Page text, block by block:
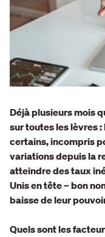
Déjà plusieurs mois
sur toutes les lèvres
certains, incompris
variations depuis la
atteindre des taux
Unis en tête – bon
baisse de leur
Quels sont les